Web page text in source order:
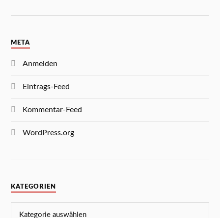
META
Anmelden
Eintrags-Feed
Kommentar-Feed
WordPress.org
KATEGORIEN